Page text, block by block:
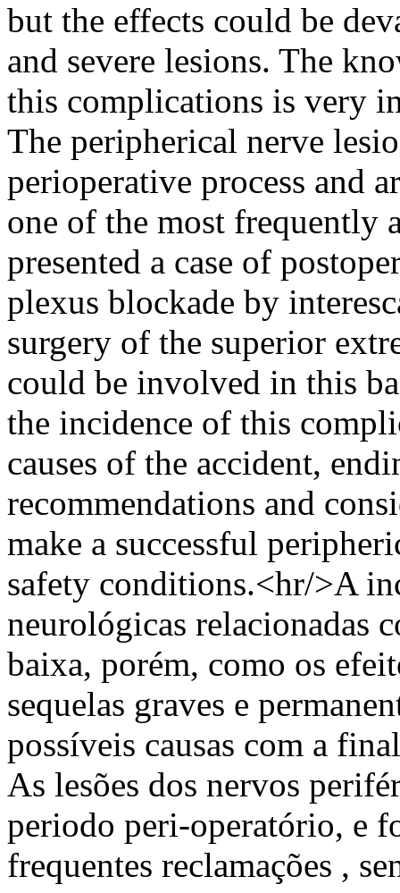
but the effects could be
and severe lesions. The
this complications is very
The peripherical nerve
perioperative process and
one of the most frequently
presented a case of
plexus blockade by
surgery of the superior
could be involved in this
the incidence of this
causes of the accident,
recommendations and
make a successful
safety conditions.<hr/>A
neurológicas relacionadas
baixa, porém, como os
sequelas graves e
possíveis causas com a
As lesões dos nervos
periodo peri-operatório, e
frequentes reclamações ,